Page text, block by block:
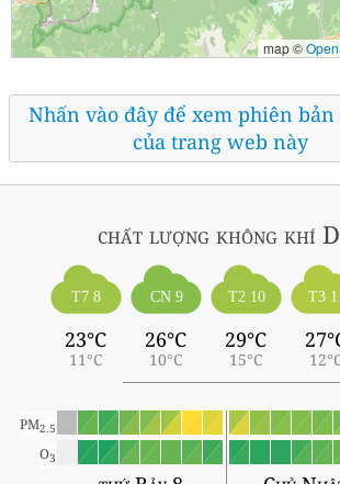
map ©
Nhấn vào đây để xem phiên
của trang web này
chất lượng không khí
T7 8
23°C
11°C
CN 9
26°C
10°C
T2 10
29°C
15°C
T3
PM2.5
O3